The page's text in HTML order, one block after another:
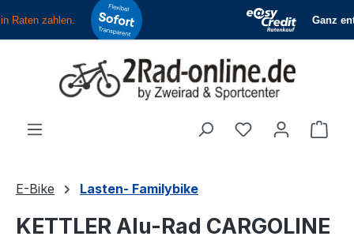
Zum Hauptinhalt springen
Du hast 0
E-Bike Lasten- Familybike
KETTLER Alu-Rad CARGOLINE